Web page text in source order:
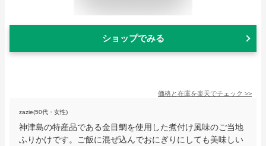
ショップでみる
価格と在庫を楽天でチェック >>
zazie(50代・女性)
神津島の特産品である金目鯛を使用した煮付け風味のご当地
ふりかけです。ご飯に混ぜ込んでおにぎりにしても美味しい